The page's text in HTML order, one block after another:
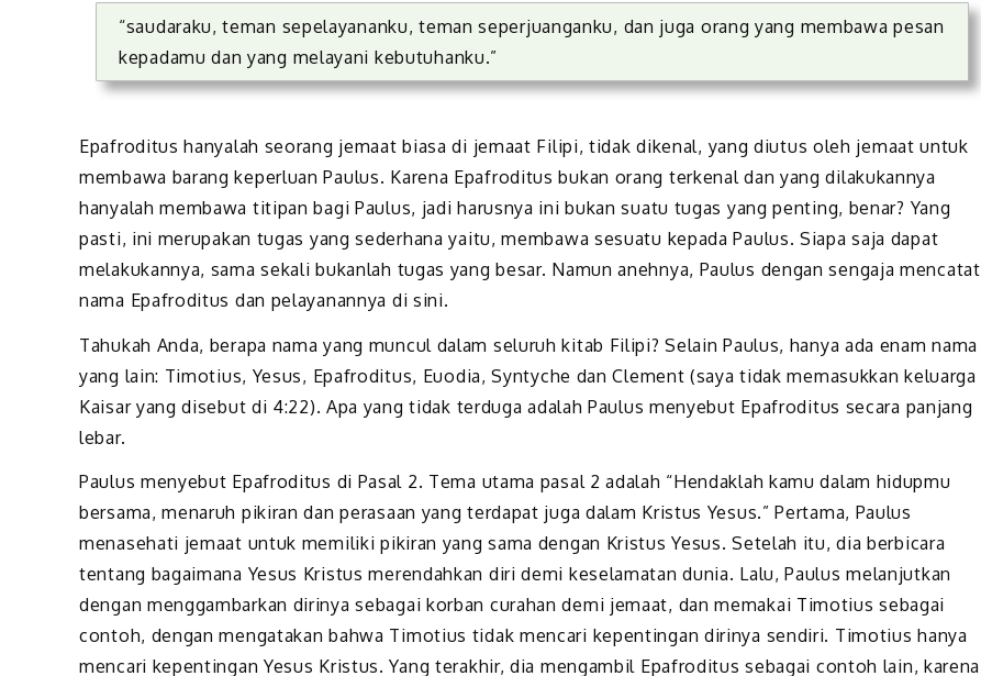
“saudaraku, teman sepelayananku, teman seperjuanganku, dan juga orang yang membawa pesan
kepadamu dan yang melayani kebutuhanku.”
Epafroditus hanyalah seorang jemaat biasa di jemaat Filipi, tidak dikenal, yang diutus oleh jemaat untuk
membawa barang keperluan Paulus. Karena Epafroditus bukan orang terkenal dan yang dilakukannya
hanyalah membawa titipan bagi Paulus, jadi harusnya ini bukan suatu tugas yang penting, benar? Yang
pasti, ini merupakan tugas yang sederhana yaitu, membawa sesuatu kepada Paulus. Siapa saja dapat
melakukannya, sama sekali bukanlah tugas yang besar. Namun anehnya, Paulus dengan sengaja mencatat
nama Epafroditus dan pelayanannya di sini.
Tahukah Anda, berapa nama yang muncul dalam seluruh kitab Filipi? Selain Paulus, hanya ada enam nama
yang lain: Timotius, Yesus, Epafroditus, Euodia, Syntyche dan Clement (saya tidak memasukkan keluarga
Kaisar yang disebut di 4:22). Apa yang tidak terduga adalah Paulus menyebut Epafroditus secara panjang
lebar.
Paulus menyebut Epafroditus di Pasal 2. Tema utama pasal 2 adalah “Hendaklah kamu dalam hidupmu
bersama, menaruh pikiran dan perasaan yang terdapat juga dalam Kristus Yesus.” Pertama, Paulus
menasehati jemaat untuk memiliki pikiran yang sama dengan Kristus Yesus. Setelah itu, dia berbicara
tentang bagaimana Yesus Kristus merendahkan diri demi keselamatan dunia. Lalu, Paulus melanjutkan
dengan menggambarkan dirinya sebagai korban curahan demi jemaat, dan memakai Timotius sebagai
contoh, dengan mengatakan bahwa Timotius tidak mencari kepentingan dirinya sendiri. Timotius hanya
mencari kepentingan Yesus Kristus. Yang terakhir, dia mengambil Epafroditus sebagai contoh lain, karena